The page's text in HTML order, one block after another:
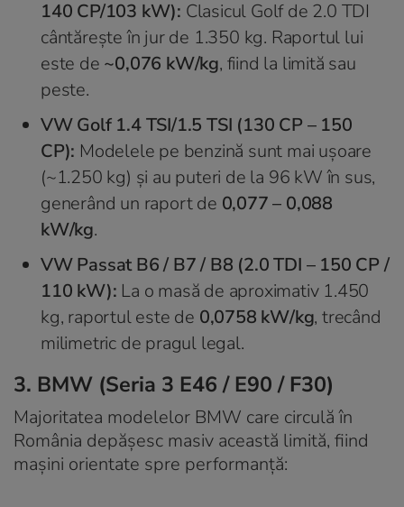
140 CP/103 kW): Clasicul Golf de 2.0 TDI
cântărește în jur de 1.350 kg. Raportul lui
este de ~0,076 kW/kg, fiind la limită sau
peste.
VW Golf 1.4 TSI/1.5 TSI (130 CP – 150
CP): Modelele pe benzină sunt mai ușoare
(~1.250 kg) și au puteri de la 96 kW în sus,
generând un raport de 0,077 – 0,088
kW/kg.
VW Passat B6 / B7 / B8 (2.0 TDI – 150 CP /
110 kW): La o masă de aproximativ 1.450
kg, raportul este de 0,0758 kW/kg, trecând
milimetric de pragul legal.
3. BMW (Seria 3 E46 / E90 / F30)
Majoritatea modelelor BMW care circulă în
România depășesc masiv această limită, fiind
mașini orientate spre performanță: